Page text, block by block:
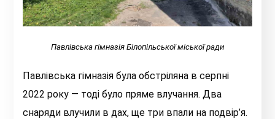
Павлівська гімназія Білопільської міської ради
Павлівська гімназія була обстріляна в серпні
2022 року — тоді було пряме влучання. Два
снаряди влучили в дах, ще три впали на подвір’я.